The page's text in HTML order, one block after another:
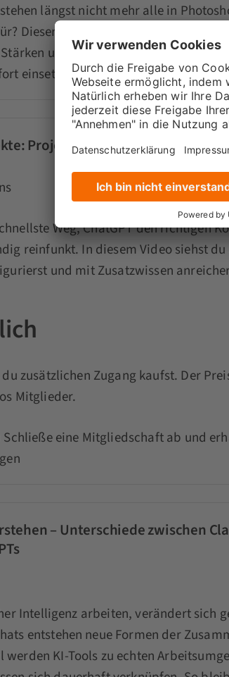
längst nicht mehr alle in
Dieser Artikel gibt dir einen
und Grenzen ehrlich ein und
einsetzen kannst.
Projektfunktion richtig
Weg, ChatGPT den richtigen
reinfunkt. In diesem Video siehst
und mit Zusatzwissen
zusätzlichen Zugang kaufst. Der
Mitglieder.
Schließe eine Mitgliedschaft ab und
– Unterschiede zwischen
Intelligenz arbeiten, verändert sich
entstehen neue Formen der
werden KI-Tools zu echten